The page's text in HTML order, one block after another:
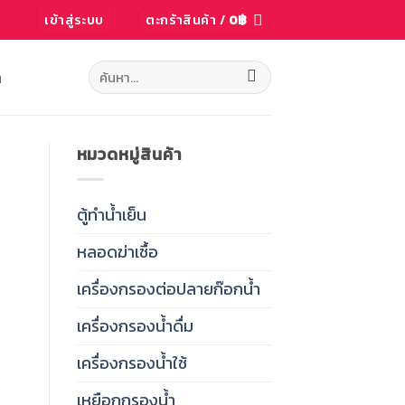
เข้าสู่ระบบ ตะกร้าสินค้า / 0฿
ค้นหา:
หมวดหมู่สินค้า
ตู้ทำน้ำเย็น
หลอดฆ่าเชื้อ
เครื่องกรองต่อปลายก๊อกน้ำ
เครื่องกรองน้ำดื่ม
เครื่องกรองน้ำใช้
เหยือกกรองน้ำ